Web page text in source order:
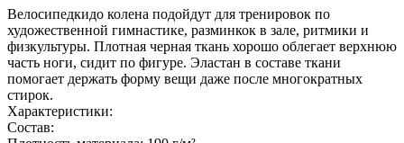
Велосипедкидо колена подойдут для тренировок по
художественной гимнастике, разминкок в зале, ритмики и
физкультуры. Плотная черная ткань хорошо облегает верхнюю
часть ноги, сидит по фигуре. Эластан в составе ткани
помогает держать форму вещи даже после многократных
стирок.
Характеристики:
Состав: